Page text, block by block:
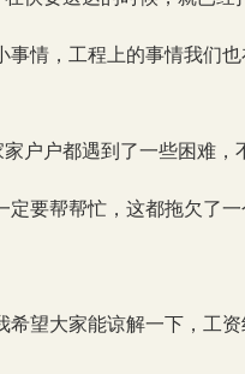
事情，工程上的事情我们
户户都遇到了一些困难，
定要帮帮忙，这都拖欠了一
希望大家能谅解一下，工